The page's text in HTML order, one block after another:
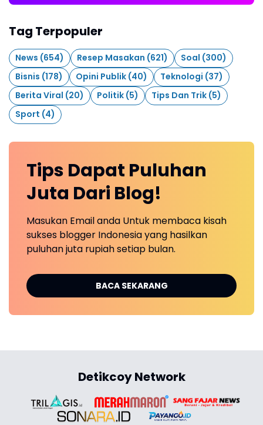
Tag Terpopuler
News (654) Resep Masakan (621) Soal (300)
Bisnis (178) Opini Publik (40) Teknologi (37)
Berita Viral (20) Politik (5) Tips Dan Trik (5)
Sport (4)
Tips Dapat Puluhan
Juta Dari Blog!
Masukan Email anda Untuk membaca kisah
sukses blogger Indonesia yang hasilkan
puluhan juta rupiah setiap bulan.
BACA SEKARANG
Detikcoy Network